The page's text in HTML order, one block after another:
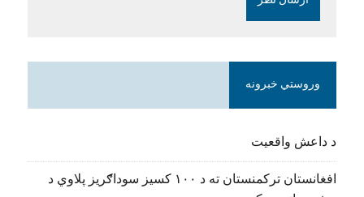
وروستي خبرونه
د داعش واقعیت
افغانستان ترکمنستان ته د ۱۰۰ کسیز سوداګریز پلاوي د